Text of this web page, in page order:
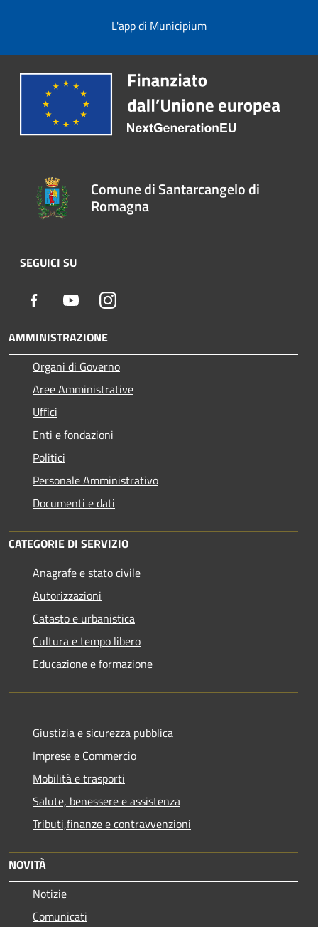
L'app di Municipium
Comune di Santarcangelo di
Romagna
SEGUICI SU
Facebook YoutubeInstagram
AMMINISTRAZIONE
Organi di Governo
Aree Amministrative
Uffici
Enti e fondazioni
Politici
Personale Amministrativo
Documenti e dati
CATEGORIE DI SERVIZIO
Anagrafe e stato civile
Autorizzazioni
Catasto e urbanistica
Cultura e tempo libero
Educazione e formazione
Giustizia e sicurezza pubblica
Imprese e Commercio
Mobilità e trasporti
Salute, benessere e assistenza
Tributi,finanze e contravvenzioni
NOVITÀ
Notizie
Comunicati